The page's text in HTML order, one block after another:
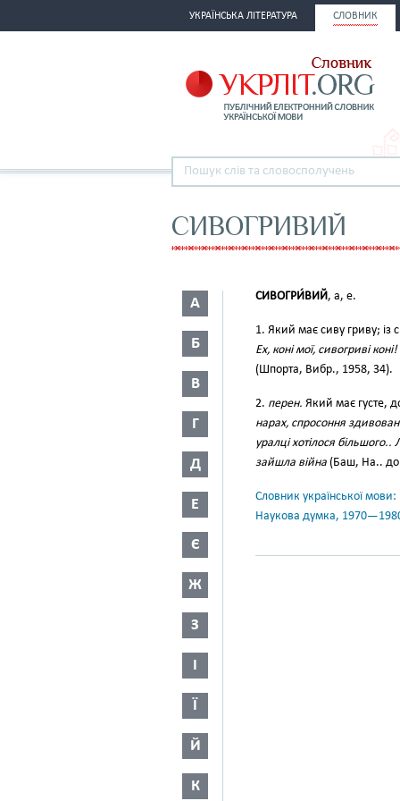
УКРАЇНСЬКА ЛІТЕРАТУРА СЛОВНИК
СИВОГРИВИЙ
А
Б
В
Г
Д
Е
Є
Ж
З
І
Ї
Й
К
СИВОГРИ́ВИЙ, а, е.
1. Який має сиву гриву; із
Ех, коні мої, сивогриві коні!
(Шпорта, Вибр., 1958, 34).
2. перен. Який має густе,
нарах, спросоння
уралці хотілося
зайшла війна (Баш, На..
Словник української
Наукова думка,